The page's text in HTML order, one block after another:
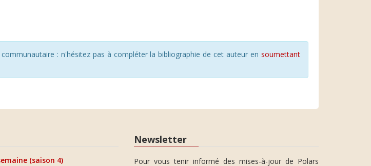
: n'hésitez pas à compléter la bibliographie de cet auteur en soumettant
(saison 4)
Newsletter
Pour vous tenir informé des mises-à-jour de Polars